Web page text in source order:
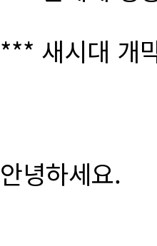
*** 새시대 개
안녕하세요.